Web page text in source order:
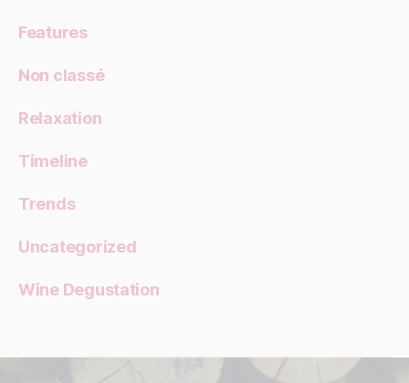
Features
Non classé
Relaxation
Timeline
Trends
Uncategorized
Wine Degustation